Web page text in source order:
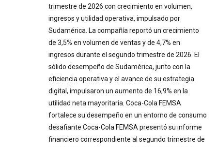
trimestre de 2026 con crecimiento en volumen,
ingresos y utilidad operativa, impulsado por
Sudamérica. La compañía reportó un crecimiento
de 3,5% en volumen de ventas y de 4,7% en
ingresos durante el segundo trimestre de 2026. El
sólido desempeño de Sudamérica, junto con la
eficiencia operativa y el avance de su estrategia
digital, impulsaron un aumento de 16,9% en la
utilidad neta mayoritaria. Coca-Cola FEMSA
fortalece su desempeño en un entorno de consumo
desafiante Coca-Cola FEMSA presentó su informe
financiero correspondiente al segundo trimestre de